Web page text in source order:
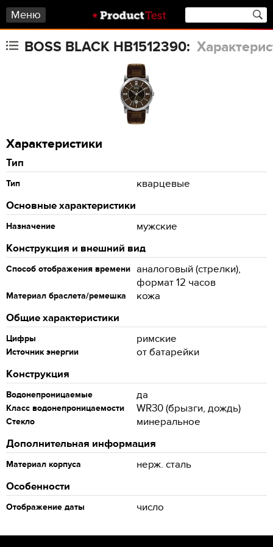
Меню
BOSS BLACK HB1512390:
Характеристики
Тип
Тип
кварцевые
Основные характеристики
Назначение
мужские
Конструкция и внешний вид
Способ отображения времени аналоговый (стрелки),
формат 12 часов
Материал браслета/ремешка
кожа
Общие характеристики
Цифры римские
Источник энергии
от батарейки
Конструкция
Водонепроницаемые да
Класс водонепроницаемости WR30 (брызги, дождь)
Стекло
минеральное
Дополнительная информация
Материал корпуса
нерж. сталь
Особенности
Отображение даты число